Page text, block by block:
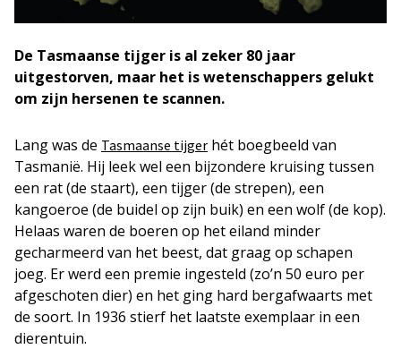
De Tasmaanse tijger is al zeker 80 jaar
uitgestorven, maar het is wetenschappers gelukt
om zijn hersenen te scannen.
Lang was de Tasmaanse tijger hét boegbeeld van
Tasmanië. Hij leek wel een bijzondere kruising tussen
een rat (de staart), een tijger (de strepen), een
kangoeroe (de buidel op zijn buik) en een wolf (de kop).
Helaas waren de boeren op het eiland minder
gecharmeerd van het beest, dat graag op schapen
joeg. Er werd een premie ingesteld (zo’n 50 euro per
afgeschoten dier) en het ging hard bergafwaarts met
de soort. In 1936 stierf het laatste exemplaar in een
dierentuin.